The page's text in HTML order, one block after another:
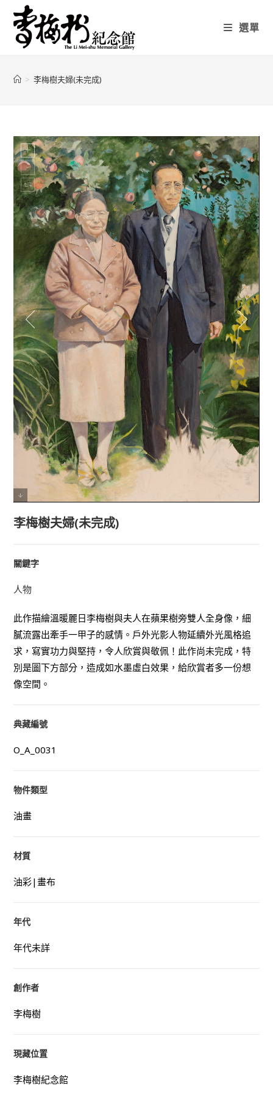
選單
> 李梅樹夫婦(未完成)
李梅樹夫婦(未完成)
關鍵字
人物
此作描繪溫暖麗日李梅樹與夫人在蘋果樹旁雙人全身像，細
膩流露出牽手一甲子的感情。戶外光影人物延續外光風格追
求，寫實功力與堅持，令人欣賞與敬佩！此作尚未完成，特
別是圖下方部分，造成如水墨虛白效果，給欣賞者多一份想
像空間。
典藏編號
O_A_0031
物件類型
油畫
材質
油彩|畫布
年代
年代未詳
創作者
李梅樹
現藏位置
李梅樹紀念館